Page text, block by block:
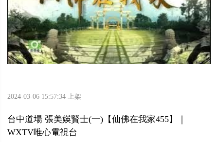
2024-03-06 15:57:34 上架
台中道場 張美媖賢士(一)【仙佛在我家455】｜
WXTV唯心電視台